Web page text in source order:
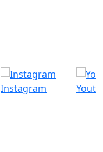
Instagram